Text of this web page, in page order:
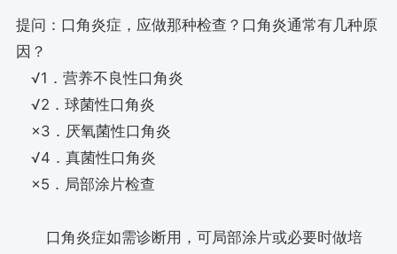
提问：口角炎症，应做那种检查？口角炎通常有几种原
因？
√1．营养不良性口角炎
√2．球菌性口角炎
×3．厌氧菌性口角炎
√4．真菌性口角炎
×5．局部涂片检查
口角炎症如需诊断用，可局部涂片或必要时做培